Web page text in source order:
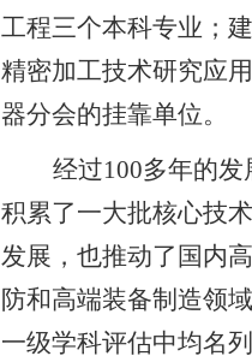
工程三个本科专业；
精密加工技术研究应
器分会的挂靠单位。
经过100多年的发
积累了一大批核心技
发展，也推动了国内
防和高端装备制造领
一级学科评估中均名